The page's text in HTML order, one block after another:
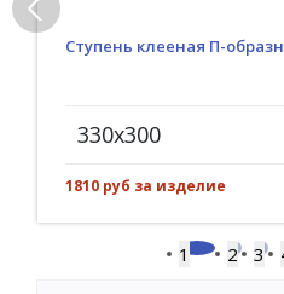
Ступень клееная П-
330x300
1810 руб за изделие
1 2 3